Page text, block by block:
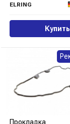
ELRING
Купить
Прокладка